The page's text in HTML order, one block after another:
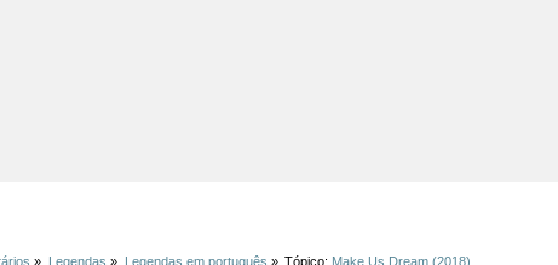
» Legendas » Legendas em português » Tópico: Make Us Dream (2018)